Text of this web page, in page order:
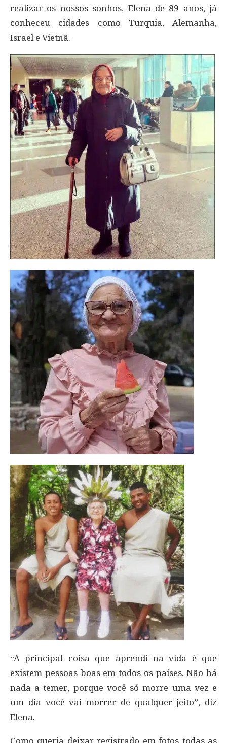
realizar os nossos sonhos, Elena de 89 anos, já
conheceu cidades como Turquia, Alemanha,
Israel e Vietnã.
“A principal coisa que aprendi na vida é que
existem pessoas boas em todos os países. Não há
nada a temer, porque você só morre uma vez e
um dia você vai morrer de qualquer jeito”, diz
Elena.